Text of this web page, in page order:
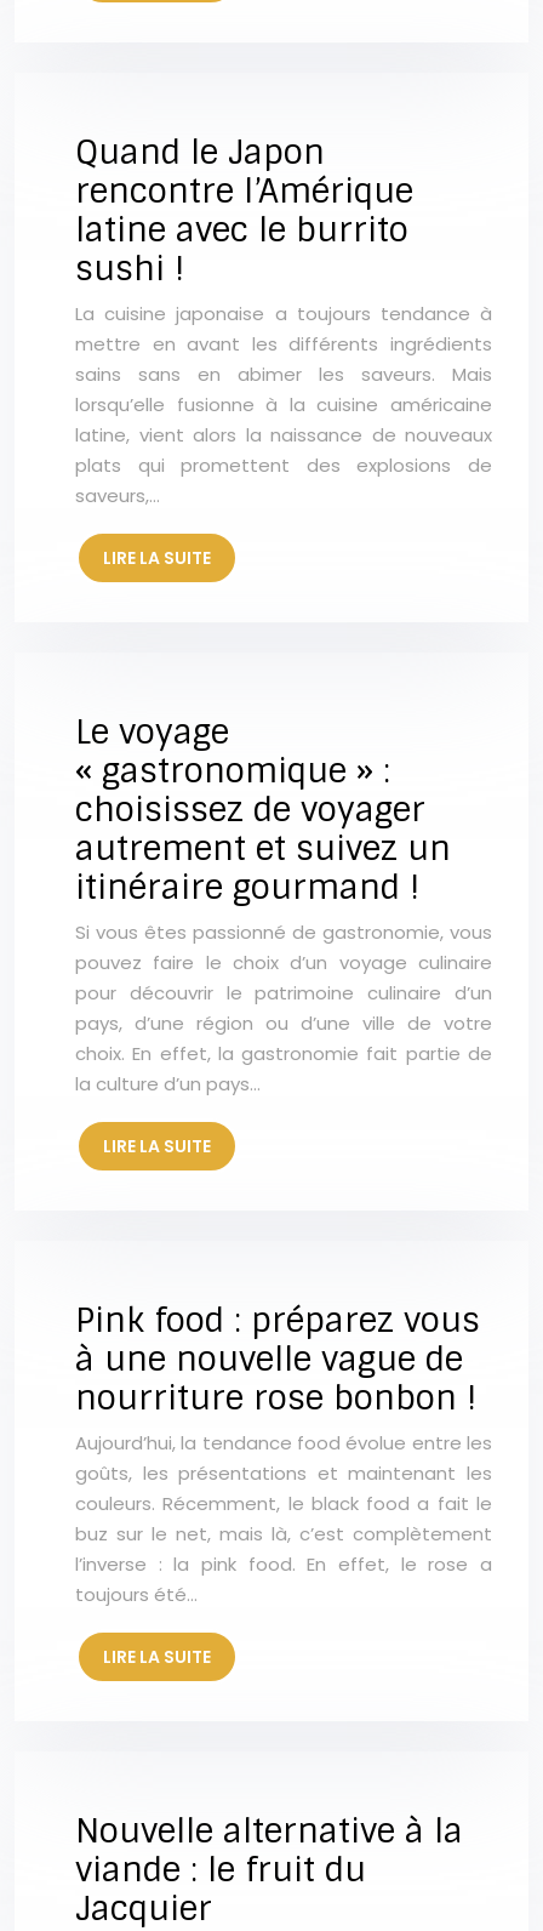
Quand le Japon
rencontre l’Amérique
latine avec le burrito
sushi !
La cuisine japonaise a toujours tendance à
mettre en avant les différents ingrédients
sains sans en abimer les saveurs. Mais
lorsqu’elle fusionne à la cuisine américaine
latine, vient alors la naissance de nouveaux
plats qui promettent des explosions de
saveurs,…
LIRE LA SUITE
Le voyage
« gastronomique » :
choisissez de voyager
autrement et suivez un
itinéraire gourmand !
Si vous êtes passionné de gastronomie, vous
pouvez faire le choix d’un voyage culinaire
pour découvrir le patrimoine culinaire d’un
pays, d’une région ou d’une ville de votre
choix. En effet, la gastronomie fait partie de
la culture d’un pays…
LIRE LA SUITE
Pink food : préparez vous
à une nouvelle vague de
nourriture rose bonbon !
Aujourd’hui, la tendance food évolue entre les
goûts, les présentations et maintenant les
couleurs. Récemment, le black food a fait le
buz sur le net, mais là, c’est complètement
l’inverse : la pink food. En effet, le rose a
toujours été…
LIRE LA SUITE
Nouvelle alternative à la
viande : le fruit du
Jacquier